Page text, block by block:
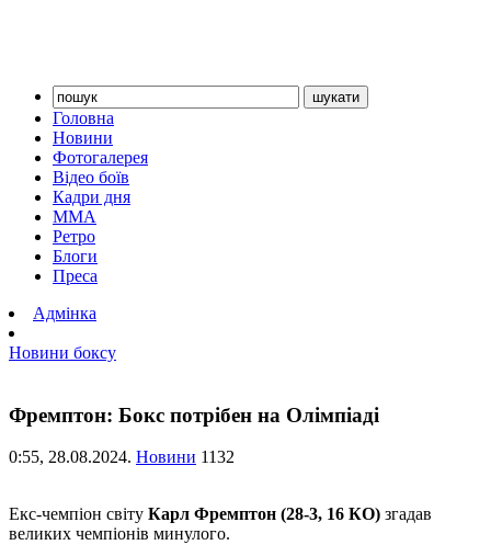
Головна
Новини
Фотогалерея
Відео боїв
Кадри дня
ММА
Ретро
Блоги
Преса
Адмінка
Новини боксу
Фремптон: Бокс потрібен на Олімпіаді
0:55, 28.08.2024. Новини 1132
Екс-чемпіон світу Карл Фремптон (28-3, 16 КО) згадав
великих чемпіонів минулого.